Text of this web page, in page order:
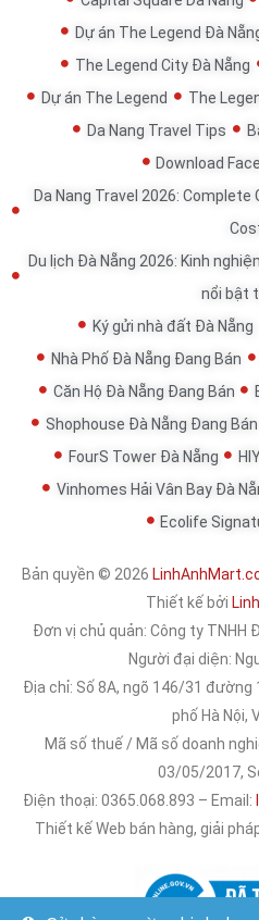
Dự án The Legend Đà
The Legend City Đà Nẵng
Dự án The Legend
The
Da Nang Travel Tips
Download
Da Nang Travel 2026:
Du lịch Đà Nẵng 2026: Kinh
nổi bật
Ký gửi nhà đất Đà Nẵng
Nhà Phố Đà Nẵng Đang Bán
Căn Hộ Đà Nẵng Đang Bán
Shophouse Đà Nẵng Đang Bán
FourS Tower Đà Nẵng
Vinhomes Hải Vân Bay Đà
Ecolife
Bản quyền © 2026
Thiết kế bởi
Đơn vị chủ quản: Công ty TNHH
Người đại diện:
Địa chỉ: Số 8A, ngõ 146/31
phố Hà Nội,
Mã số thuế / Mã số doanh
03/05/2017,
Điện thoại: 0365.068.893 – Email:
Thiết kế Web bán hàng, giải